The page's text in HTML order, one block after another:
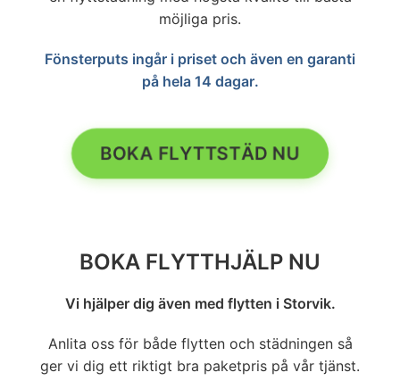
möjliga pris.
Fönsterputs ingår i priset och även en garanti
på hela 14 dagar.
BOKA FLYTTSTÄD NU
BOKA FLYTTHJÄLP NU
Vi hjälper dig även med flytten i Storvik.
Anlita oss för både flytten och städningen så
ger vi dig ett riktigt bra paketpris på vår tjänst.